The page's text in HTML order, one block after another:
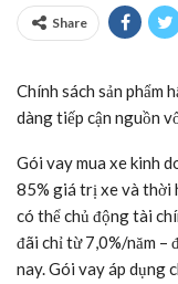
Share
Chính sách sản phẩm
dàng tiếp cận nguồn
Gói vay mua xe kinh
85% giá trị xe và thời
có thể chủ động tài
đãi chỉ từ 7,0%/năm –
nay. Gói vay áp dụng